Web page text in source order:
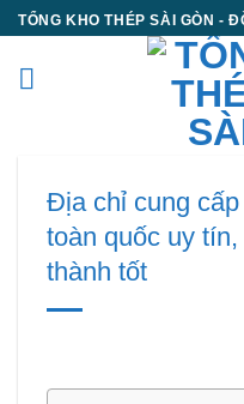
Chuyển
nội
TỔNG KHO THÉP SÀI GÒN -
Địa chỉ cung
toàn quốc uy
thành tốt